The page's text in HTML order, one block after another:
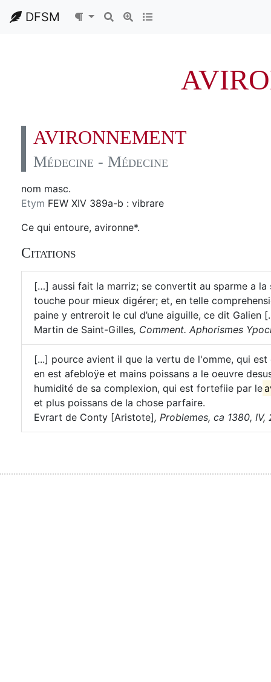
DFSM
AVIRONNEMENT
Médecine - Médecine
nom masc.
Etym FEW XIV 389a-b : vibrare
Ce qui entoure, avironne*.
Citations
[…] aussi fait la marriz; se convertit au sparme a
touche pour mieux digérer; et, en telle
paine y entreroit le cul d’une aiguille, ce dit Galien
Martin de Saint-Gilles, Comment. Aphorismes
[...] pource avient il que la vertu de l'omme, qui
en est afebloÿe et mains poissans a le oeuvre
humidité de sa complexion, qui est fortefiie par le
et plus poissans de la chose parfaire.
Evrart de Conty [Aristote], Problemes, ca 1380, IV,